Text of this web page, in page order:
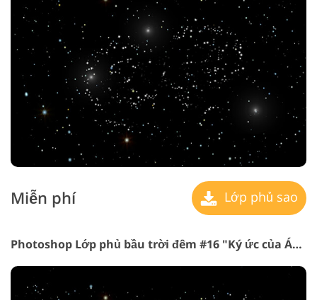
Miễn phí Lớp phủ sao
Photoshop Lớp phủ bầu trời đêm #16 "Ký ức của Ánh trăng"